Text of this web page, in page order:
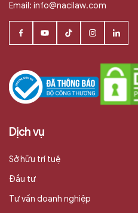
Email: info@nacilaw.com
Dịch vụ
Sở hữu trí tuệ
Đầu tư
Tư vấn doanh nghiệp